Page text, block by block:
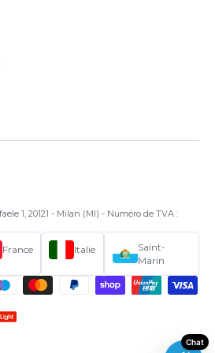
1, 20121 - Milan (MI) - Numéro de TVA :
France Italie
Saint-
Marin